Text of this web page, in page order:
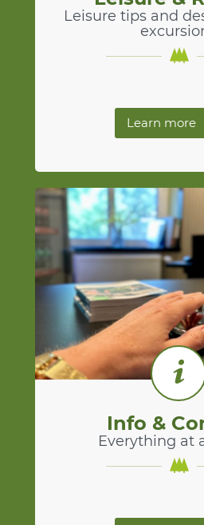
Leisure tips and
Learn more
Info &
Everything at